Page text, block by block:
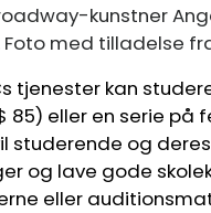
kunstner
Foto med tilladelse
tjenester kan
85) eller en serie på
studerende og
og lave gode
eller